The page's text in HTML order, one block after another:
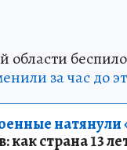
области
за час до
натянули
страна 13